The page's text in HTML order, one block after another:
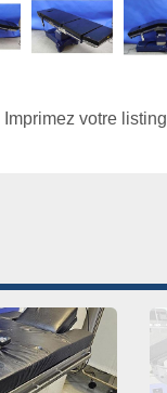
Imprimez votre listing